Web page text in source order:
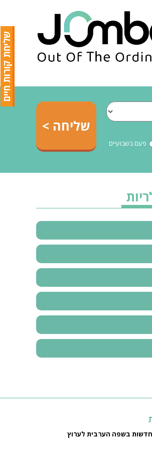
פעם בשבועיים
שליחת קורות חיים
בשפה הערבית לערוץ